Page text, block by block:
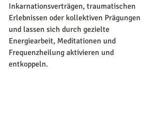
Inkarnationsverträgen, traumatischen
Erlebnissen oder kollektiven Prägungen
und lassen sich durch gezielte
Energiearbeit, Meditationen und
Frequenzheilung aktivieren und
entkoppeln.